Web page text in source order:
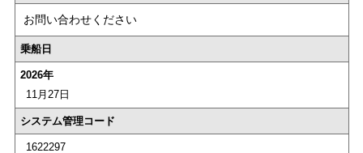
お問い合わせください
乗船日
2026年
11月27日
システム管理コード
1622297